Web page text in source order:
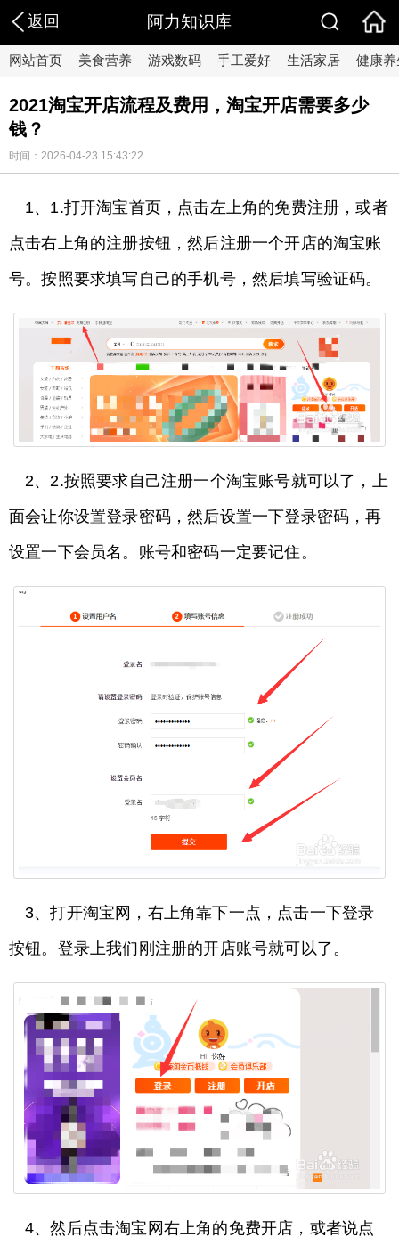
返回 阿力知识库
网站首页 美食营养 游戏数码 手工爱好 生活家居 健康养
2021淘宝开店流程及费用，淘宝开店需要多少
钱？
时间：2026-04-23 15:43:22
1、1.打开淘宝首页，点击左上角的免费注册，或者
点击右上角的注册按钮，然后注册一个开店的淘宝账
号。按照要求填写自己的手机号，然后填写验证码。
2、2.按照要求自己注册一个淘宝账号就可以了，上
面会让你设置登录密码，然后设置一下登录密码，再
设置一下会员名。账号和密码一定要记住。
3、打开淘宝网，右上角靠下一点，点击一下登录
按钮。登录上我们刚注册的开店账号就可以了。
4、然后点击淘宝网右上角的免费开店，或者说点